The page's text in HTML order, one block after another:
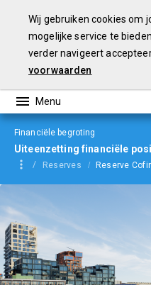
Wij gebruiken cookies om
mogelijke service te
verder navigeert
voorwaarden
Financiële begroting
Uiteenzetting financiële
Reserves Reserve